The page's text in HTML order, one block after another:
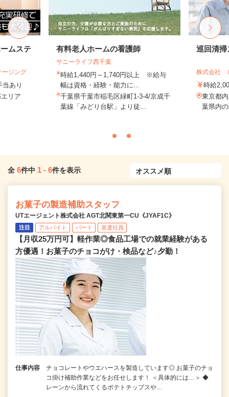
ムステ
ージング
あり
エリア
有料老人ホームの看護師
サニーライフ西千葉
時給1,440円～1,740円以上 ※給与
幅は資格・経験・能力に...
千葉県千葉市稲毛区緑町1-3-4/京成千
葉線「みどり台駅」より徒...
巡回清掃
株式会社
時給
東京都
葉県内
全 6件中 1 - 6件を表示
お菓子の製造補助スタッフ
UTエージェント株式会社 AGT北関東第一CU《JYAF1C》
注目 アルバイト パート 派遣社員
【月収25万円可】軽作業◎食品工場での就業経験がある
方優遇！お菓子のチョコがけ・検品など♪夕勤！
仕事内容
チョコレートやウエハースを製造しています◎ お菓子のチョ
コ掛け補助作業などをお任せします！ ＜具体的には…＞ ◆
レーンから流れてくるポテトチップスや…